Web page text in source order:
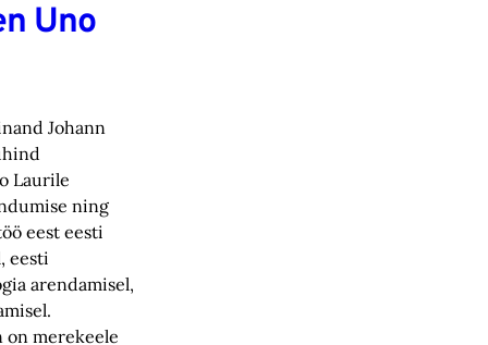
Uno
Johann
Laurile
ning
eest eesti
eesti
arendamisel,
on merekeele